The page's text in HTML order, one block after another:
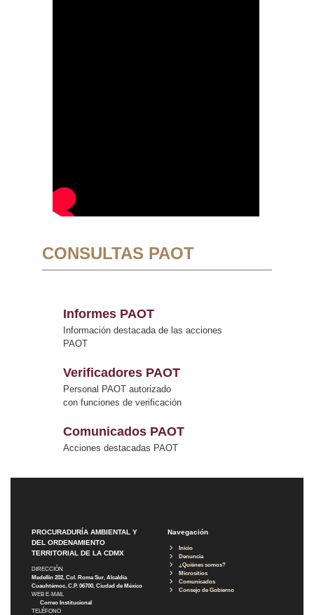
CONSULTAS PAOT
Informes PAOT
Información destacada de las acciones
PAOT
Verificadores PAOT
Personal PAOT autorizado
con funciones de verificación
Comunicados PAOT
Acciones destacadas PAOT
PROCURADURÍA AMBIENTAL Y
DEL ORDENAMIENTO
TERRITORIAL DE LA CDMX
DIRECCIÓN
Medellín 202, Col. Roma Sur, Alcaldía
Cuauhtémoc, C.P. 06700, Ciudad de México
WEB E-MAIL
Correo Institucional
TELÉFONO
Navegación
Inicio
Denuncia
¿Quiénes somos?
Micrositios
Comunicados
Consejo de Gobierno